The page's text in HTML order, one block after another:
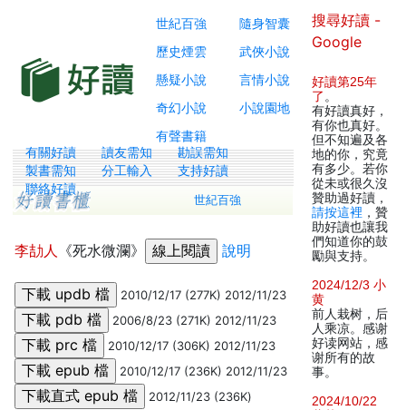
世紀百強
隨身智囊
歷史煙雲
武俠小說
懸疑小說
言情小說
奇幻小說
小說園地
有聲書籍
有關好讀 讀友需知
勘誤需知
製書需知
分工輸入
支持好讀
聯絡好讀
世紀百強
李劼人 《死水微瀾》 說明
2010/12/17 (277K) 2012/11/23
2006/8/23 (271K) 2012/11/23
2010/12/17 (306K) 2012/11/23
2010/12/17 (236K) 2012/11/23
2012/11/23 (236K)
搜尋好讀 -
Google
好讀第25年
了 。
有好讀真好，
有你也真好。
但不知遍及各
地的你，究竟
有多少。若你
從未或很久沒
贊助過好讀，
請按這裡 ，贊
助好讀也讓我
們知道你的鼓
勵與支持。
2024/12/3 小
黄
前人栽树，后
人乘凉。感谢
好读网站，感
谢所有的故
事。
2024/10/22